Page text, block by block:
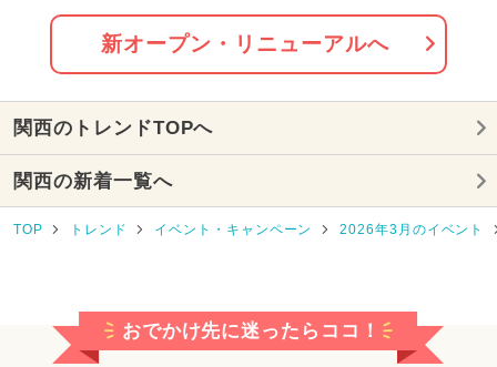
2025年1月のイベント
2024年11月のイベント
2025年3月のイベント
2025年9月のイベント
2024年3月のイベント
新オープン・リニューアルへ
関西のトレンドTOPへ
関西の新着一覧へ
TOP トレンド イベント・キャンペーン 2026年3月のイベント
おでかけ先に迷ったらココ！